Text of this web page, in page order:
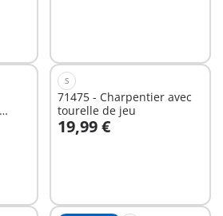
S
71475 - Charpentier avec
tourelle de jeu
19,99 €
Au panier